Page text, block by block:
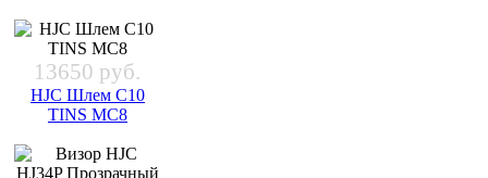
13650 руб.
HJC Шлем C10
TINS MC8